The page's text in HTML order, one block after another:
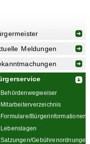
Meldungen
Behördenwegweiser
Mitarbeiterverzeichnis
Formulare/Bürgerinformationen
Lebenslagen
Satzungen/Gebührenordnungen